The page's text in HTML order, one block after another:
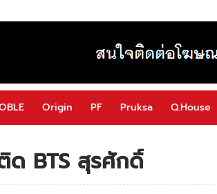
Origin PF Pruksa Q.House
ด BTS สุรศักดิ์